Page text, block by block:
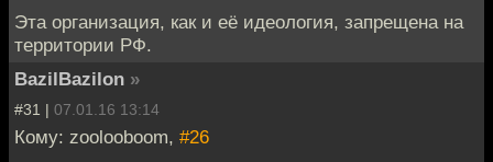
Эта организация, как и её идеология, запрещена на
территории РФ.
BazilBazilon »
#31 | 07.01.16 13:14
Кому: zoolooboom, #26